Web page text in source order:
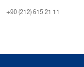
+90 (212) 615 21 11